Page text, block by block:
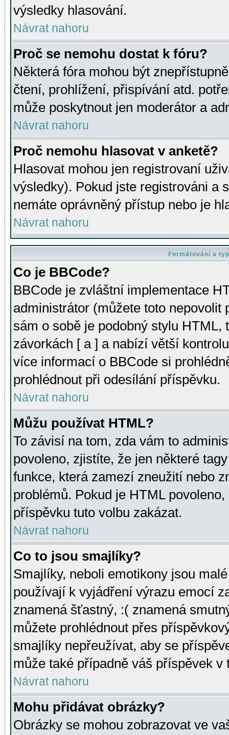
výsledky hlasování.
Návrat nahoru
Proč se nemohu dostat k fóru?
Některá fóra mohou být
čtení, prohlížení, přispívání atd.
může poskytnout jen moderátor a
Návrat nahoru
Proč nemohu hlasovat v anketě?
Hlasovat mohou jen registrovaní
výsledky). Pokud jste registrováni a
nemáte oprávněný přístup nebo je
Návrat nahoru
Formátování a
Co je BBCode?
BBCode je zvláštní implementace
administrátor (můžete toto
sám o sobě je podobný stylu HTML,
závorkách [ a ] a nabízí větší
více informací o BBCode si
prohlédnout při odesílání příspěvku.
Návrat nahoru
Můžu používat HTML?
To závisí na tom, zda vám to
povoleno, zjistíte, že jen některé
funkce, která zamezí zneužití nebo
problémů. Pokud je HTML
příspěvku tuto volbu zakázat.
Návrat nahoru
Co to jsou smajlíky?
Smajlíky, neboli emotikony jsou
používají k vyjádření výrazu emocí
znamená šťastný, :( znamená
můžete prohlédnout přes
smajlíky nepřeužívat, aby se
může také případně váš příspěvek v
Návrat nahoru
Mohu přidávat obrázky?
Obrázky se mohou zobrazovat ve